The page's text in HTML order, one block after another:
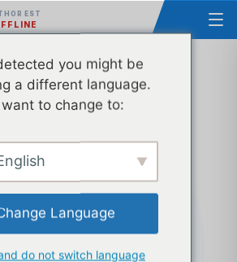
EST
realizarea și utilizarea
Deschise Grupa 2
you might be
a different language.
to change to:
Language
do not switch language